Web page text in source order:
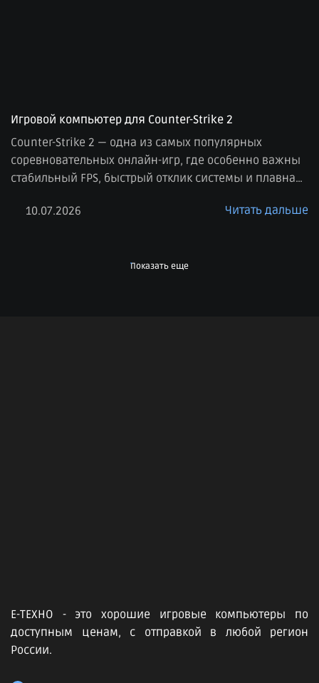
Игровой компьютер для Counter-Strike 2
Counter-Strike 2 — одна из самых популярных
соревновательных онлайн-игр, где особенно важны
стабильный FPS, быстрый отклик системы и плавная
на первом месте не только качество графики, но и
игры, поэтому к выбору компьютера для CS2 стоит […]
10.07.2026 Читать дальше
Показать еще
Е-ТЕХНО - это хорошие игровые компьютеры по
доступным ценам, с отправкой в любой регион
России.